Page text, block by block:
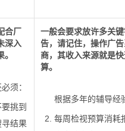
合厂
深入
须：
挑到
结果
一般会要求放许多关
告，请记住，操作广
商，其收入来源就是
算。
根据多年的辅导经
每周检视预算消耗